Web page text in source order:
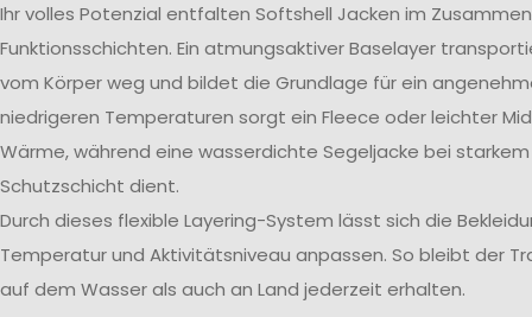
Ihr volles Potenzial entfalten Softshell Jacken im
Funktionsschichten. Ein atmungsaktiver Baselayer
vom Körper weg und bildet die Grundlage für ein
niedrigeren Temperaturen sorgt ein Fleece oder leichter
Wärme, während eine wasserdichte Segeljacke bei
Schutzschicht dient.
Durch dieses flexible Layering-System lässt sich die
Temperatur und Aktivitätsniveau anpassen. So bleibt der
auf dem Wasser als auch an Land jederzeit erhalten.